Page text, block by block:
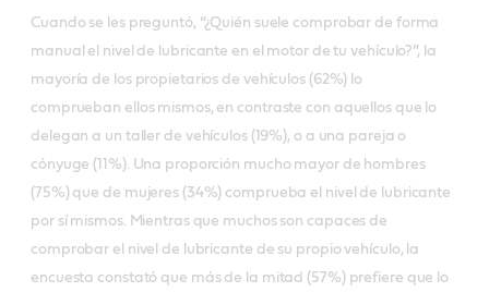
Cuando se les preguntó, “¿Quién suele comprobar de forma
manual el nivel de lubricante en el motor de tu vehículo?”, la
mayoría de los propietarios de vehículos (62%) lo
comprueban ellos mismos, en contraste con aquellos que lo
delegan a un taller de vehículos (19%), o a una pareja o
cónyuge (11%). Una proporción mucho mayor de hombres
(75%) que de mujeres (34%) comprueba el nivel de lubricante
por sí mismos. Mientras que muchos son capaces de
comprobar el nivel de lubricante de su propio vehículo, la
encuesta constató que más de la mitad (57%) prefiere que lo